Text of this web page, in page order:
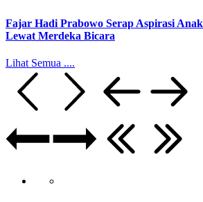
Fajar Hadi Prabowo Serap Aspirasi
Lewat Merdeka Bicara
Lihat Semua ....